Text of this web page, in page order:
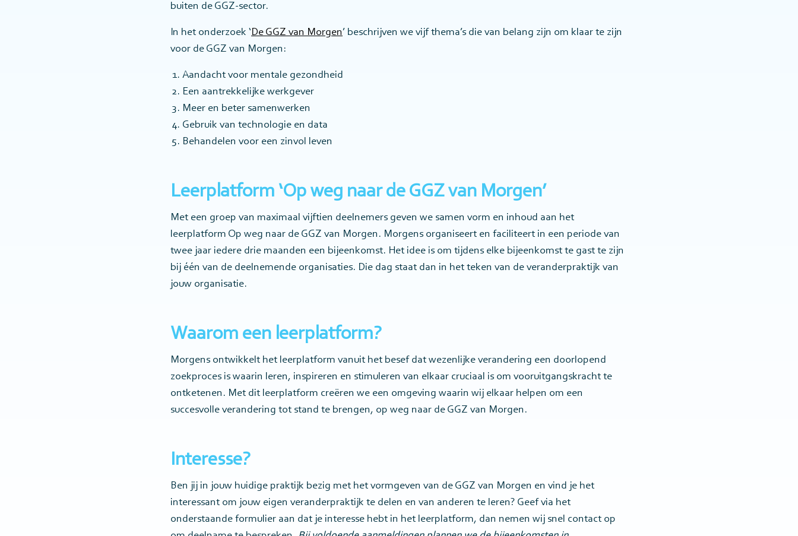
buiten de GGZ-sector.
In het onderzoek ‘De GGZ van Morgen’ beschrijven we vijf thema’s die van belang zijn om klaar te zijn
voor de GGZ van Morgen:
Aandacht voor mentale gezondheid
Een aantrekkelijke werkgever
Meer en beter samenwerken
Gebruik van technologie en data
Behandelen voor een zinvol leven
Leerplatform ‘Op weg naar de GGZ van Morgen’
Met een groep van maximaal vijftien deelnemers geven we samen vorm en inhoud aan het
leerplatform Op weg naar de GGZ van Morgen. Morgens organiseert en faciliteert in een periode van
twee jaar iedere drie maanden een bijeenkomst. Het idee is om tijdens elke bijeenkomst te gast te zijn
bij één van de deelnemende organisaties. Die dag staat dan in het teken van de veranderpraktijk van
jouw organisatie.
Waarom een leerplatform?
Morgens ontwikkelt het leerplatform vanuit het besef dat wezenlijke verandering een doorlopend
zoekproces is waarin leren, inspireren en stimuleren van elkaar cruciaal is om vooruitgangskracht te
ontketenen. Met dit leerplatform creëren we een omgeving waarin wij elkaar helpen om een
succesvolle verandering tot stand te brengen, op weg naar de GGZ van Morgen.
Interesse?
Ben jij in jouw huidige praktijk bezig met het vormgeven van de GGZ van Morgen en vind je het
interessant om jouw eigen veranderpraktijk te delen en van anderen te leren? Geef via het
onderstaande formulier aan dat je interesse hebt in het leerplatform, dan nemen wij snel contact op